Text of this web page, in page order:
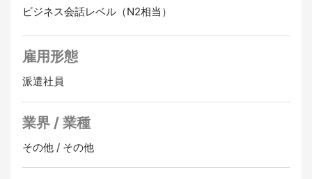
◇ 韓国語
・【夜勤】 22時～翌8時 ※休憩2h
・全日（シフト制、土日含む週2～3日）
・9時～22時（実働8H・休憩1H）
◇ベトナム語＋英語
◇全日（シフト制、土日含む週2～3日、4H～)
どのチェック）→就業開始
スムーズに進めばエントリーから1週間程度で就業開始が
可能です。
【就業先について】
多く外国人が働く会社で、自分の母国語を使いながら更
なる日本語力を高めませんか。
【場所】都内どこから通うのも便利な場所です。
ビジネス会話レベル（N2相当）
雇用形態
派遣社員
業界 / 業種
その他 / その他